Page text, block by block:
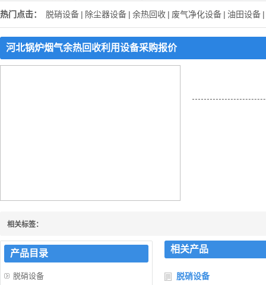
热门点击： 脱硝设备 | 除尘器设备 | 余热回收 | 废气净化设备 | 油田设备 |
河北锅炉烟气余热回收利用设备采购报价
相关标签：
相关产品
脱硝设备
产品目录
脱硝设备